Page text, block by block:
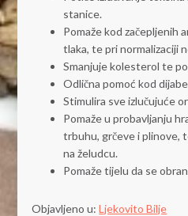
stanice.
Pomaže kod začepljenih
tlaka, te pri normalizaciji
Smanjuje kolesterol te
Odlična pomoć kod
Stimulira sve izlučujuće
Pomaže u probavljanju
trbuhu, grčeve i plinove,
na želudcu.
Pomaže tijelu da se
Objavljeno u:Ljekovito Bilje